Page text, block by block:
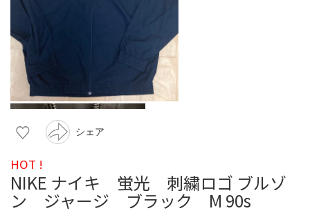
シェア
HOT !
NIKE ナイキ 蛍光 刺繍ロゴ ブルゾ
ン ジャージ ブラック M 90s